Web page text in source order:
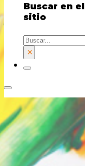
Buscar en el
sitio
Buscar
×